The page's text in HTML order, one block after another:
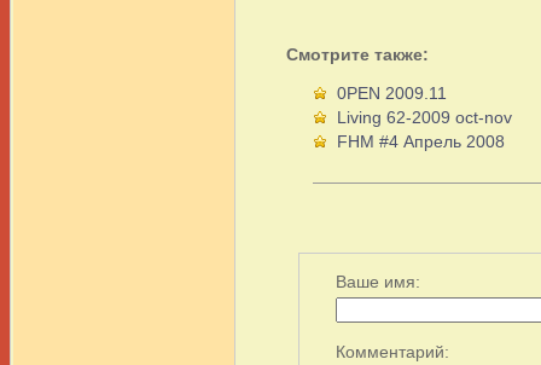
Смотрите также:
0PEN 2009.11
Living 62-2009 oct-nov
FHM #4 Апрель 2008
Ваше имя:
Комментарий: